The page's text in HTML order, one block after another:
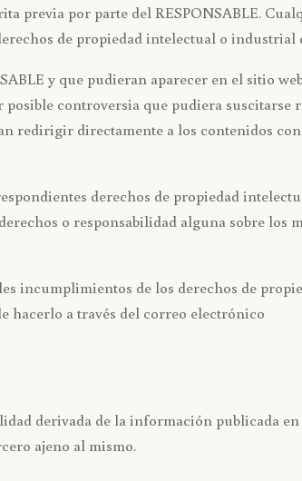
previa por parte del RESPONSABLE.
de propiedad intelectual o industrial
y que pudieran aparecer en el sitio
controversia que pudiera suscitarse
redirigir directamente a los contenidos
derechos de propiedad
o responsabilidad alguna sobre los
incumplimientos de los derechos de
hacerlo a través del correo electrónico
derivada de la información publicada
ajeno al mismo.